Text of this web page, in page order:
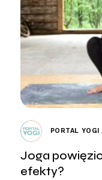
PORTAL YOGI
Joga
efekty?